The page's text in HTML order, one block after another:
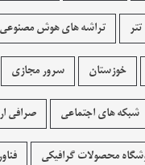
تتر تراشه های هوش مصنوعی
خوزستان سرور مجازی
شبکه های اجتماعی صرافی
محصولات گرافيکی